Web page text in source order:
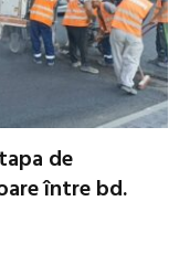
de
între bd.